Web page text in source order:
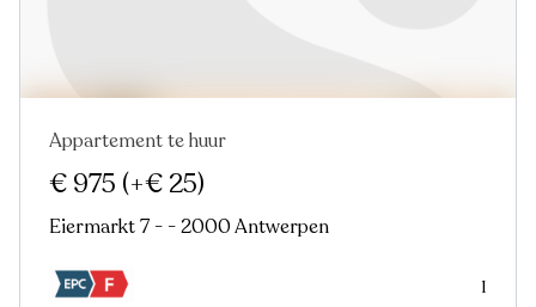
Nieuw
Appartement te huur
€ 975 (+€ 25)
Eiermarkt 7 - - 2000 Antwerpen
1